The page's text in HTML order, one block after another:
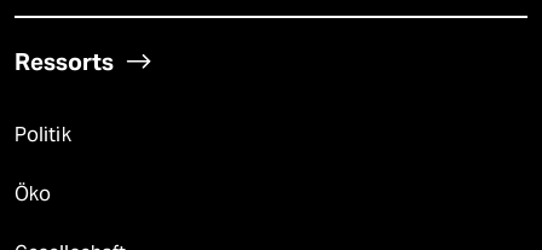
Ressorts
Politik
Öko